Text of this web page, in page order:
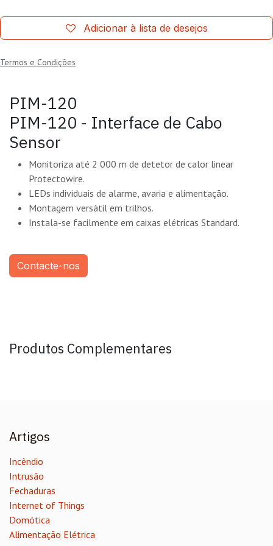
Adicionar à lista de desejos
Termos e Condições
PIM-120
PIM-120 - Interface de Cabo
Sensor
Monitoriza até 2 000 m de detetor de calor linear
Protectowire.
LEDs individuais de alarme, avaria e alimentação.
Montagem versátil em trilhos.
Instala-se facilmente em caixas elétricas Standard.
Contacte-nos
Produtos Complementares
Artigos
Incêndio
Intrusão
Fechaduras
Internet of Things
Domótica
Alimentação Elétrica